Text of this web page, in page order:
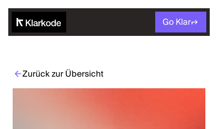
Go Klar
Zurück zur Übersicht